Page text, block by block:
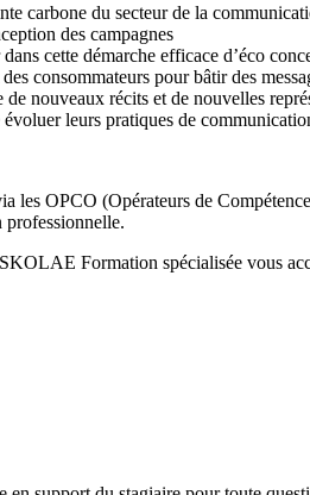
carbone du secteur de la
des campagnes
cette démarche efficace d’éco
consommateurs pour bâtir des
nouveaux récits et de nouvelles
leurs pratiques de
les OPCO (Opérateurs de
professionnelle.
Formation spécialisée vous